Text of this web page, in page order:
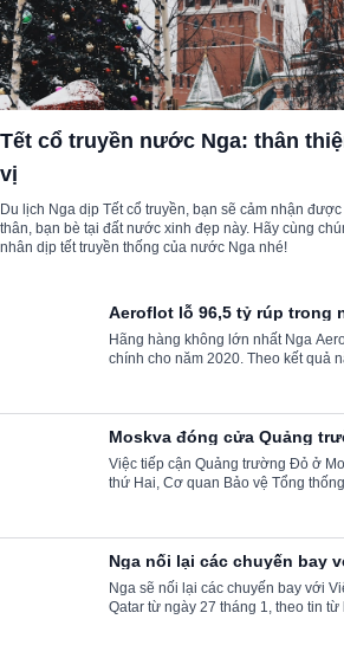
Tết cổ truyền nước Nga: thân
vị
Du lịch Nga dịp Tết cổ truyền, bạn sẽ cảm nhận
thân, bạn bè tại đất nước xinh đẹp này. Hãy cùng
nhân dịp tết truyền thống của nước Nga nhé!
Aeroflot lỗ 96,5 tỷ rúp trong
Hãng hàng không lớn nhất Nga
chính cho năm 2020. Theo kết quả
Moskva đóng cửa Quảng
tham quan
Việc tiếp cận Quảng trường Đỏ ở
thứ Hai, Cơ quan Bảo vệ Tổng
Nga nối lại các chuyến bay
Nga sẽ nối lại các chuyến bay với
Qatar từ ngày 27 tháng 1, theo tin